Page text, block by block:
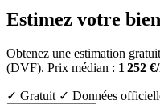
Estimez votre
Obtenez une estimation
(DVF). Prix médian : 1 252
✓ Gratuit ✓ Données